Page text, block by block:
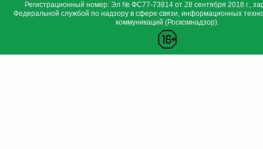
Регистрационный номер: Эл № ФС77-73814 от 28 сентября 2018 г.,
Федеральной службой по надзору в сфере связи, информационных
коммуникаций (Роскомнадзор).